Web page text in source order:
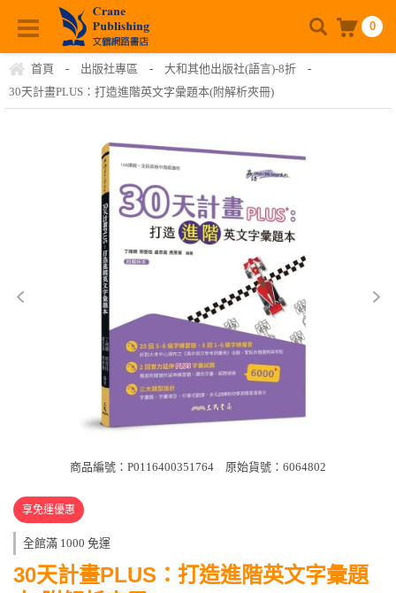
0
首頁 - 出版社專區 - 大和其他出版社(語言)-8折
-
30天計畫PLUS：打造進階英文字彙題本(附解析夾冊)
商品編號：P0116400351764 原始貨號：6064802
享免運優惠
全館滿 1000 免運
30天計畫PLUS：打造進階英文字彙題